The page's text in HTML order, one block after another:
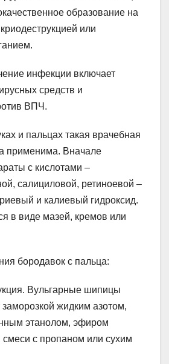
образование на
или
инфекции включает
средств и
ВПЧ.
и пальцах такая врачебная
применима. Вначале
с кислотами –
салициловой, ретиноевой –
и калиевый гидроксид.
в виде мазей, кремов или
бородавок с пальца:
Вульгарные шипицы
жидким азотом,
этанолом, эфиром
смеси с пропаном или сухим